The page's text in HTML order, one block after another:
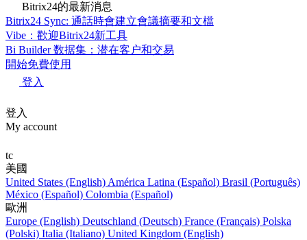
Bitrix24的最新消息
Bitrix24 Sync: 通話時會建立會議摘要和文檔
Vibe：歡迎Bitrix24新工具
Bi Builder 数据集：潜在客户和交易
開始免費使用
登入
登入
My account
tc
美國
United States (English) América Latina (Español) Brasil (Português)
México (Español) Colombia (Español)
歐洲
Europe (English) Deutschland (Deutsch) France (Français) Polska
(Polski) Italia (Italiano) United Kingdom (English)